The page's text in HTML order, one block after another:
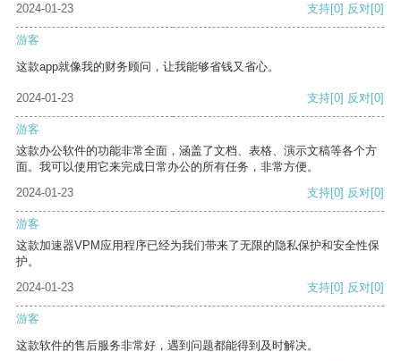
2024-01-23 支持[0] 反对[0]
游客
这款app就像我的财务顾问，让我能够省钱又省心。
2024-01-23 支持[0] 反对[0]
游客
这款办公软件的功能非常全面，涵盖了文档、表格、演示文稿等各个方
面。我可以使用它来完成日常办公的所有任务，非常方便。
2024-01-23
支持[0] 反对[0]
游客
这款加速器VPM应用程序已经为我们带来了无限的隐私保护和安全性保
护。
2024-01-23
支持[0] 反对[0]
游客
这款软件的售后服务非常好，遇到问题都能得到及时解决。